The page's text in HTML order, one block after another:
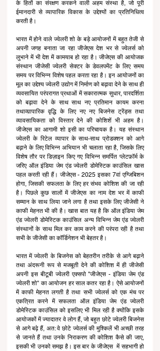
के हितों का संरक्षण करकने वाली अहम संस्था है, जो पूरी
ईमानदारी से व्यापारिक विकास के उद्देश्यों का प्रतिनिधित्व
करती है।
भारत में होने वाले ज्वेलरी शो के बड़े आयोजनों में बहुत तेजी से
अपनी जगह बनाता जा रहा जीजेएस देश भर से ज्वेलर्स को
लुभाने में भी देश में कामयाब हो रहा है। जीजेएस की आयोजक
संस्थान जीजेसी ज्वेलरी सेक्टर के डेवलपमेंट के लिए समय
समय पर विभिन्न विशेष पहल करता रहा है। इन आयोजनों का
मूल का उद्देश्य ज्वेलरी उद्योग में निर्माण को बढ़ावा देने के साथ ही
व्यवसायित परंपरागत प्रथाओं में सकारात्मक सुधार, पारदर्शिता
को बढ़ावा देने के साथ साथ नए प्रतिमान कायम करना
तथाव्य़ापारिक वृद्धि के लिए नए नए बिजनेस ट्रेंड्स तथा
व्यावसायिकता को विस्तार देने की कोशिशें भी अहम है।
जीजेएस का आगामी शो इसी का परिचायक है। यह संस्थान
ज्वेलरी के रिटेल व्यापार के साथ-साथ प्रोडक्शन को आगे
बढ़ाने के लिए विभिन्न अभियान भी चलाता रहा है, जिसके लिए
विशेष तौर पर डिज़ाइन किए गए विभिन्न समर्पित प्लेटफ़ॉर्म के
जरिए ऑल इंडिया जेम एंड ज्वेलरी डोमेस्टिक काउंसिल खास
पहल करती रही हैं। जीजेएस - 2025 इसका 7वां एग्जिबिशन
होगा, जिसकी सफलता के लिए हर संभव कोशिश की जा रही
है। पिछले कुछ सालों में जीजेएस का नाम देश भर में काफी
सम्मान के साथ लिया जाने लगा है तथा इसके लिए जीजेसी ने
काफी मेहनत भी की है। खास बात यह है कि ऑल इंडिया जेम
एंड ज्वेलरी डोमेस्टिक काउंसिल अन्य विभिन्न जेम एंड ज्वेलरी
संस्थानों के साथ मिल कर काम करने की परंपरा रही है तथा
सभी के जीजेसी का कॉर्डिनेशन भी बेहतर है।
भारत में ज्वेलरी के बिजनेस को बेहतरीन तरीके से आगे बढ़ाने
तथा अंदरूनी रूप से मजबूती देने की कोशिश में ही जीजेसी
अपनी इस बीटूबी ज्वेलरी एक्सपो "जीजेएस - इंडिया जेम एंड
ज्वेलरी शो" का आयोजन हर साल कतर रहा है। ऐसे आयोजनों
में काफी मेहनत लगती है तथा सभी ज्वेलर्स को एक मंच पर
एकत्रित करने में सफलता ऑल इंडिया जेम एंड ज्वेलरी
डोमेस्टिक काउंसिल को इसलिए भी मिल रही है क्योंकि इसके
आयोजकों में ज्यादातर वे लोग हैं, जो बहुत छोटे ज्वेलरी बिजनेस
से आगे बढ़े हैं, अत: वे छोटे ज्वेलर्स की मुश्किलें भी अच्छी तरह
से जानते हैं तथा उनके निराकरण की कोशिश कैसे की जाए,
इसकी भी उनको समझ है। इस बार के जीजेएस  में सहभागी हो